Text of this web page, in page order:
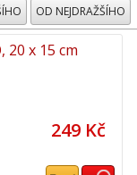
OD NEJDRAŽŠÍHO
20 x 15 cm
249 Kč